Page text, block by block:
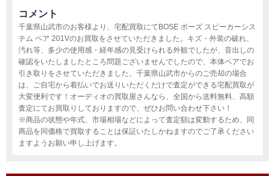
コメント
千葉県山武市のお客様より、宅配買取にてBOSE ボーズ スピーカーシス
テム ペア 201Vのお買取をさせていただきました。キズ・外装の破れ、
汚れ等、多少の使用感・経年感の見受けられる外観でしたが、音出しの
確認をいたしましたところ問題ございませんでしたので、本体ペアでお
引き取りをさせていただきました。千葉県山武市からのご売却の場合
は、ご自宅から着払いでお送りいただくだけで査定ができる宅配買取が
大変便利です！オーディオの買取屋さんなら、全国から送料無料、高額
査定にてお買取りしておりますので、ぜひお問い合わせ下さい！
※商品の状態や年式、市場相場などによって査定額は変動するため、同
商品を同価格で買取することは保証いたしかねますのでご了承ください
ますようお願い申し上げます。